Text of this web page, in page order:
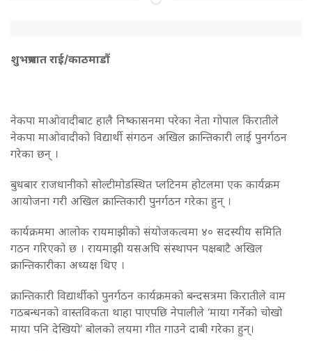
शुभप्रभात राई/काठमाडौं
नेकपा माओवादीबाट हालै निष्कासनमा परेका नेता गोपाल किरातीले
नेकपा माओवादीको विद्यार्थी संगठन अखिल क्रान्तिकारी लाई पुनर्गठन
गरेका छन् ।
बुधबार राजधानीको सोल्टीमोडस्थित प्लटिनम होटलमा एक कार्यक्रम
आयोजना गरी अखिल क्रान्तिकारी पुनर्गठन गरेका हुन् ।
कार्यक्रममा आलोक रायमाझीको संयोजकत्वमा ४० सदस्यीय समिति
गठन गरिएको छ । रायमाझी यसअघि संस्थापन पक्षबाटै अखिल
क्रान्तिकारीका अध्यक्ष थिए ।
क्रान्तिकारी विद्यार्थीको पुनर्गठन कार्यक्रमको बन्दसत्रमा किरातीले वाम
गठबन्धनको वास्तविकता थाहा पाएपछि नेपालीले ‘माया गर्नेको चोखो
माया पनि देखियो’ बोलको लयमा गीत गाउने दाबी गरेका हुन्।